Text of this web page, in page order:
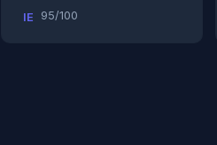
IE 95/100